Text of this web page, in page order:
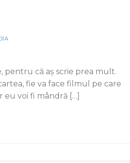
pentru că aș scrie prea mult.
fie va face filmul pe care
voi fi mândră […]